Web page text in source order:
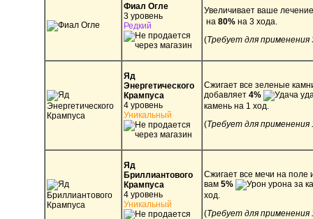
Фиал Огле
3 уровень
Редкий
Увеличивает ваше
на 80% на 3 хода.
(Требует для применения
Яд
Энергетического
Крампуса
4 уровень
Уникальный
Сжигает все зеленые
добавляет 4%
камень на 1 ход.
(Требует для применения
Яд
Бриллиантового
Крампуса
4 уровень
Уникальный
Сжигает все мечи на поле
вам 5%
урона за
ход.
(Требует для применения